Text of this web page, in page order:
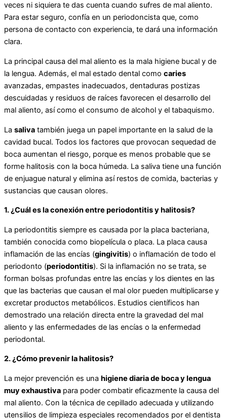
veces ni siquiera te das cuenta cuando sufres de mal aliento.
Para estar seguro, confía en un periodoncista que, como
persona de contacto con experiencia, te dará una información
clara.
La principal causa del mal aliento es la mala higiene bucal y de
la lengua. Además, el mal estado dental como caries
avanzadas, empastes inadecuados, dentaduras postizas
descuidadas y residuos de raíces favorecen el desarrollo del
mal aliento, así como el consumo de alcohol y el tabaquismo.
La saliva también juega un papel importante en la salud de la
cavidad bucal. Todos los factores que provocan sequedad de
boca aumentan el riesgo, porque es menos probable que se
forme halitosis con la boca húmeda. La saliva tiene una función
de enjuague natural y elimina así restos de comida, bacterias y
sustancias que causan olores.
1. ¿Cuál es la conexión entre periodontitis y halitosis?
La periodontitis siempre es causada por la placa bacteriana,
también conocida como biopelícula o placa. La placa causa
inflamación de las encías (gingivitis) o inflamación de todo el
periodonto (periodontitis). Si la inflamación no se trata, se
forman bolsas profundas entre las encías y los dientes en las
que las bacterias que causan el mal olor pueden multiplicarse y
excretar productos metabólicos. Estudios científicos han
demostrado una relación directa entre la gravedad del mal
aliento y las enfermedades de las encías o la enfermedad
periodontal.
2. ¿Cómo prevenir la halitosis?
La mejor prevención es una higiene diaria de boca y lengua
muy exhaustiva para poder combatir eficazmente la causa del
mal aliento. Con la técnica de cepillado adecuada y utilizando
utensilios de limpieza especiales recomendados por el dentista